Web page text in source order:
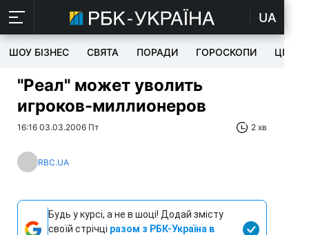
UA
ШОУ БІЗНЕС СВЯТА ПОРАДИ ГОРОСКОПИ ЦІКАВЕ
"Реал" может уволить
игроков-миллионеров
16:16 03.03.2006 Пт 2 хв
RBC.UA
Будь у курсі, а не в шоці! Додай змісту
своїй стрічці разом з РБК-Україна в